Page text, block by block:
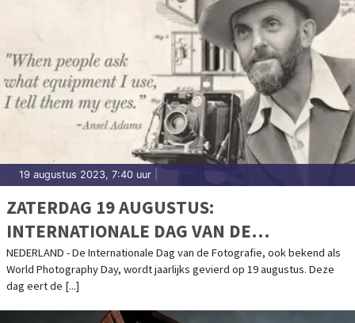
19 augustus 2023, 7:40 uur
ZATERDAG 19 AUGUSTUS:
INTERNATIONALE DAG VAN DE
FOTOGRAFIE
NEDERLAND - De Internationale Dag van de Fotografie, ook bekend als
World Photography Day, wordt jaarlijks gevierd op 19 augustus. Deze
dag eert de [...]